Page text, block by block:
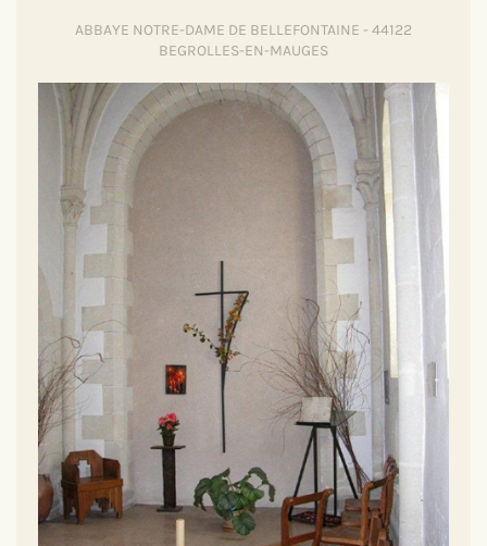
ABBAYE NOTRE-DAME DE BELLEFONTAINE - 44122
BEGROLLES-EN-MAUGES